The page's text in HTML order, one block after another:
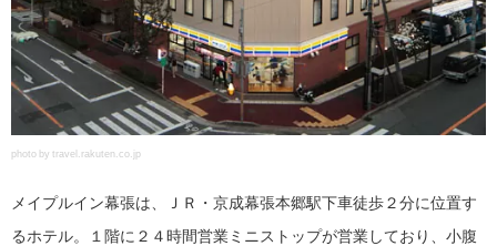
photo by travel.rakuten.co.jp
メイプルイン幕張は、ＪＲ・京成幕張本郷駅下車徒歩２分に位置す
るホテル。１階に２４時間営業ミニストップが営業しており、小腹